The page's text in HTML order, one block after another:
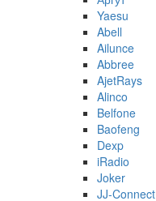
Yaesu
Abell
Ailunce
Abbree
AjetRays
Alinco
Belfone
Baofeng
Dexp
iRadio
Joker
JJ-Connect